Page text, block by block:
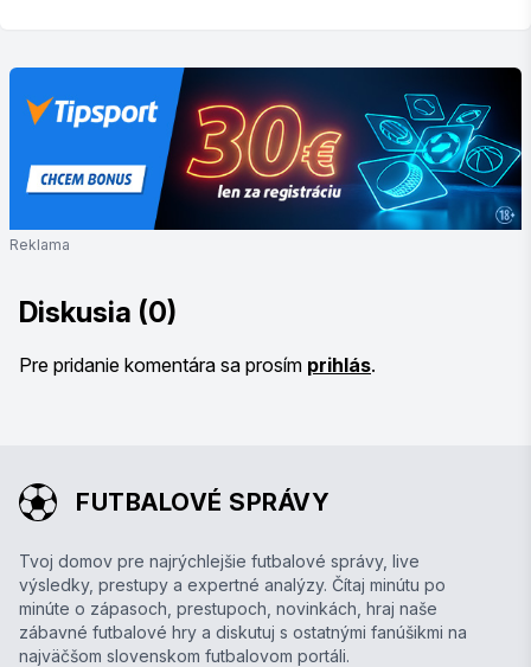
Reklama
Diskusia (0)
Pre pridanie komentára sa prosím prihlás.
FUTBALOVÉ SPRÁVY
Tvoj domov pre najrýchlejšie futbalové správy, live
výsledky, prestupy a expertné analýzy. Čítaj minútu po
minúte o zápasoch, prestupoch, novinkách, hraj naše
zábavné futbalové hry a diskutuj s ostatnými fanúšikmi na
najväčšom slovenskom futbalovom portáli.